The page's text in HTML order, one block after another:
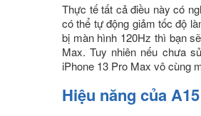
Thực tế tất cả điều này có
có thể tự động giảm tốc độ
bị màn hình 120Hz thì bạn
Max. Tuy nhiên nếu chưa
iPhone 13 Pro Max vô cùng
Hiệu năng của